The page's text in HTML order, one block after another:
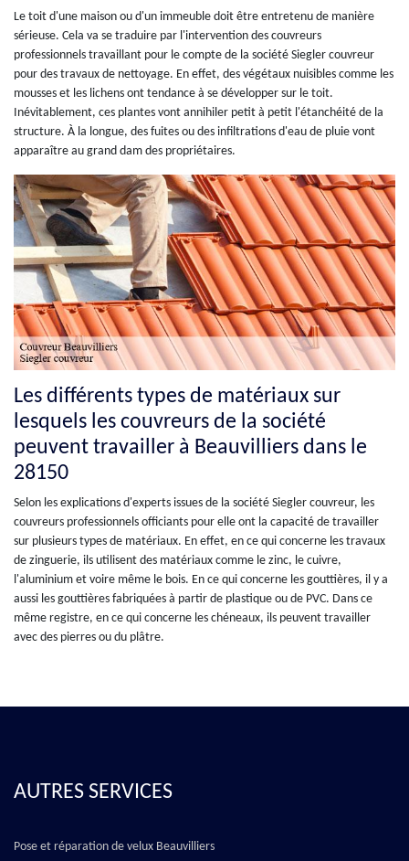
Le toit d'une maison ou d'un immeuble doit être entretenu de manière
sérieuse. Cela va se traduire par l'intervention des couvreurs
professionnels travaillant pour le compte de la société Siegler couvreur
pour des travaux de nettoyage. En effet, des végétaux nuisibles comme les
mousses et les lichens ont tendance à se développer sur le toit.
Inévitablement, ces plantes vont annihiler petit à petit l'étanchéité de la
structure. À la longue, des fuites ou des infiltrations d'eau de pluie vont
apparaître au grand dam des propriétaires.
Les différents types de matériaux sur
lesquels les couvreurs de la société
peuvent travailler à Beauvilliers dans le
28150
Selon les explications d'experts issues de la société Siegler couvreur, les
couvreurs professionnels officiants pour elle ont la capacité de travailler
sur plusieurs types de matériaux. En effet, en ce qui concerne les travaux
de zinguerie, ils utilisent des matériaux comme le zinc, le cuivre,
l'aluminium et voire même le bois. En ce qui concerne les gouttières, il y a
aussi les gouttières fabriquées à partir de plastique ou de PVC. Dans ce
même registre, en ce qui concerne les chéneaux, ils peuvent travailler
avec des pierres ou du plâtre.
AUTRES SERVICES
Pose et réparation de velux Beauvilliers